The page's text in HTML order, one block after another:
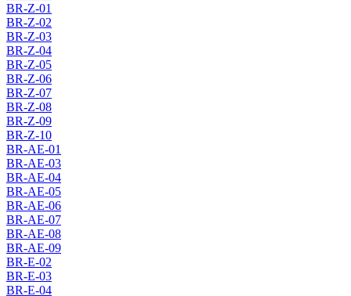
BR-Z-01
BR-Z-02
BR-Z-03
BR-Z-04
BR-Z-05
BR-Z-06
BR-Z-07
BR-Z-08
BR-Z-09
BR-Z-10
BR-AE-01
BR-AE-03
BR-AE-04
BR-AE-05
BR-AE-06
BR-AE-07
BR-AE-08
BR-AE-09
BR-E-02
BR-E-03
BR-E-04